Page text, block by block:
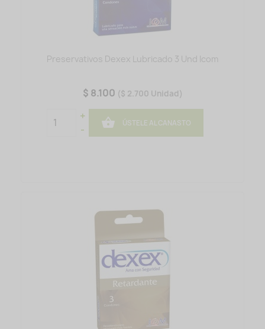
Preservativos Dexex Lubricado 3 Und Icom
$ 8.100 ($ 2.700 Unidad)
+
-
 ÚSTELE AL CANASTO